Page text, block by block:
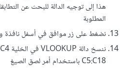
هذا إلى توجيه الدالة للبحث عن
المطلوبة
نضغط على زر موافق في أسفل نافذة
C5:C18 باستخدام أمر لصق الصيغ